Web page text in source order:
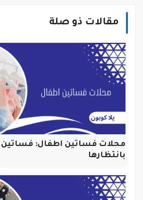
مقالات ذو صلة
محلات فساتين اطفال: فساتين
بانتظارها